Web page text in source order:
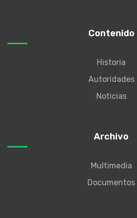
Contenido
Historia
Autoridades
Noticias
Archivo
Multimedia
Documentos